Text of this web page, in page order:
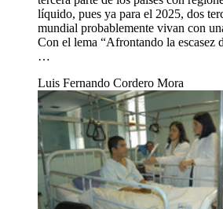
líquido, pues ya para el 2025, dos
mundial probablemente vivan con
Con el lema “Afrontando la escasez
…
Luis Fernando Cordero Mora